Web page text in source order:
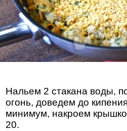
Нальем 2 стакана воды,
огонь, доведем до
минимум, накроем
20.